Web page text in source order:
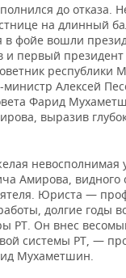
до отказа.
на длинный
фойе вошли
и первый президент
республики
Алексей
Фарид
выразив
невосполнимая
Амирова, видного
Юриста —
долгие годы
РТ. Он внес
системы РТ, —
Мухаметшин.